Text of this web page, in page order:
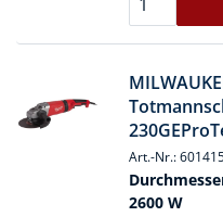
Art.-Nr.:
2600 W